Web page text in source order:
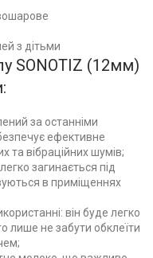
з дітьми
SONOTIZ (12мм)
за останніми
ефективне
та вібраційних шумів;
загинається під
в приміщеннях
він буде легко
лише не забути обклеїти